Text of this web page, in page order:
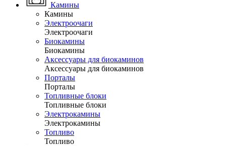
Камины
Камины
Электроочаги
Электроочаги
Биокамины
Биокамины
Аксессуары для биокаминов
Аксессуары для биокаминов
Порталы
Порталы
Топливные блоки
Топливные блоки
Электрокамины
Электрокамины
Топливо
Топливо